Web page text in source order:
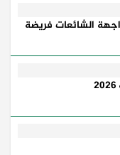
الشائعات فريضة